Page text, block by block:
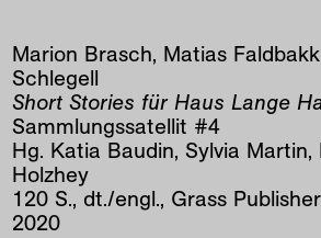
Marion Brasch, Matias
Schlegell
Short Stories für Haus Lange
Sammlungssatellit #4
Hg. Katia Baudin, Sylvia Martin,
Holzhey
120 S., dt./engl., Grass
2020